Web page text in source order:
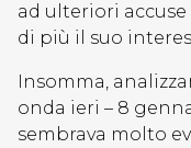
ad ulteriori
di più il suo
Insomma,
onda ieri – 8
sembrava molto